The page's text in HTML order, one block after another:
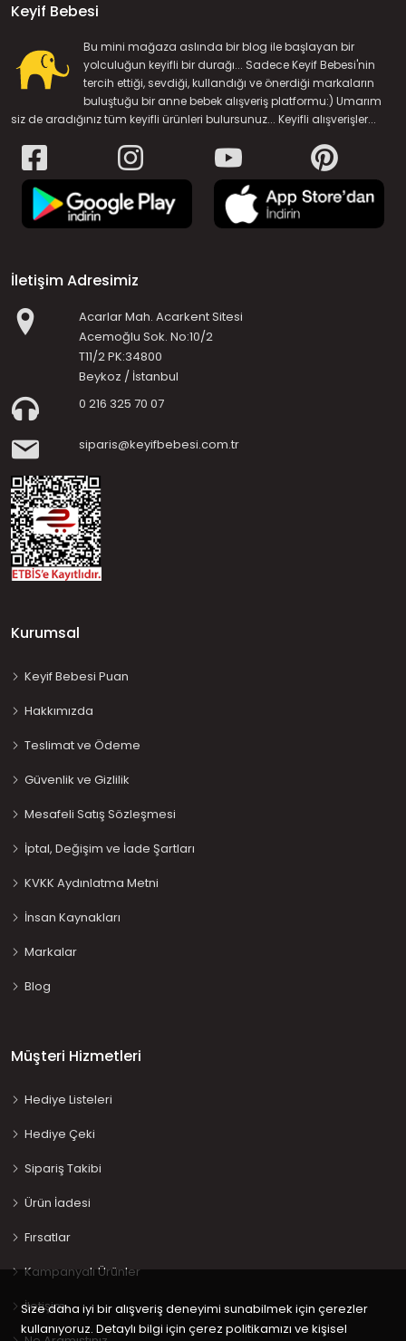
Keyif Bebesi
Bu mini mağaza aslında bir blog ile başlayan bir
yolculuğun keyifli bir durağı... Sadece Keyif Bebesi'nin
tercih ettiği, sevdiği, kullandığı ve önerdiği markaların
buluştuğu bir anne bebek alışveriş platformu:) Umarım
siz de aradığınız tüm keyifli ürünleri bulursunuz... Keyifli alışverişler...
İletişim Adresimiz
Acarlar Mah. Acarkent Sitesi
Acemoğlu Sok. No:10/2
T11/2 PK:34800
Beykoz / İstanbul
0 216 325 70 07
siparis@keyifbebesi.com.tr
Kurumsal
Keyif Bebesi Puan
Hakkımızda
Teslimat ve Ödeme
Güvenlik ve Gizlilik
Mesafeli Satış Sözleşmesi
İptal, Değişim ve İade Şartları
KVKK Aydınlatma Metni
İnsan Kaynakları
Markalar
Blog
Müşteri Hizmetleri
Hediye Listeleri
Hediye Çeki
Sipariş Takibi
Ürün İadesi
Fırsatlar
Kampanyalı Ürünler
İletişim
Size daha iyi bir alışveriş deneyimi sunabilmek için çerezler
kullanıyoruz. Detaylı bilgi için çerez politikamızı ve kişisel